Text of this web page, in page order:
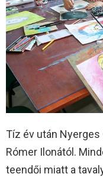
Tíz év után
Rómer Ilonától.
teendői miatt a